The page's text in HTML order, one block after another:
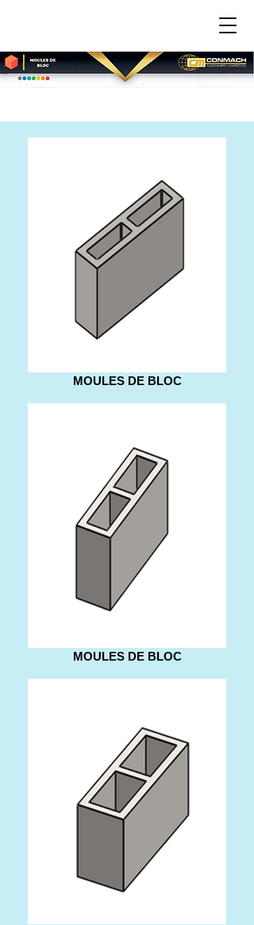
MOULES DE BLOC
MOULES DE BLOC